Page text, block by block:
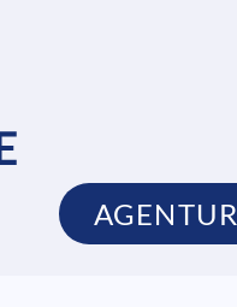
AGENTUR